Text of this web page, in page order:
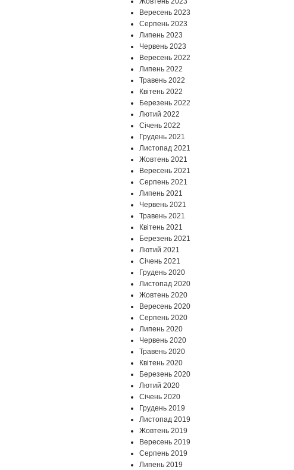
Вересень 2023
Серпень 2023
Липень 2023
Червень 2023
Вересень 2022
Липень 2022
Травень 2022
Квітень 2022
Березень 2022
Лютий 2022
Січень 2022
Грудень 2021
Листопад 2021
Жовтень 2021
Вересень 2021
Серпень 2021
Липень 2021
Червень 2021
Травень 2021
Квітень 2021
Березень 2021
Лютий 2021
Січень 2021
Грудень 2020
Листопад 2020
Жовтень 2020
Вересень 2020
Серпень 2020
Липень 2020
Червень 2020
Травень 2020
Квітень 2020
Березень 2020
Лютий 2020
Січень 2020
Грудень 2019
Листопад 2019
Жовтень 2019
Вересень 2019
Серпень 2019
Липень 2019